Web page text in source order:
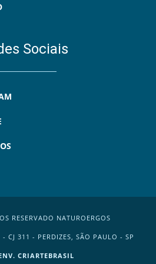
Sociais
RESERVADO NATUROERGOS
CJ 311 - PERDIZES, SÃO PAULO - SP
CRIARTEBRASIL